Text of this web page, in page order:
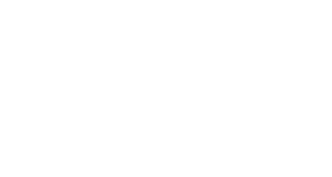
stanowisko wiceministra spraw